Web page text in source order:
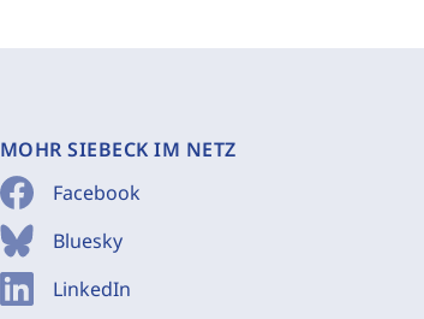
MOHR SIEBECK IM NETZ
Facebook
Bluesky
LinkedIn